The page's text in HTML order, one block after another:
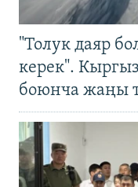
"Толук даяр
керек".
боюнча жаңы